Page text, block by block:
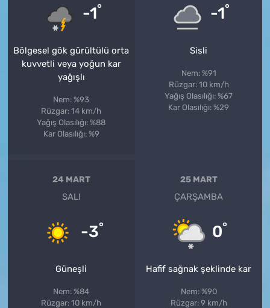
-1°
Bölgesel gök gürültülü orta
kuvvetli veya yoğun kar
yağışlı
Nem: %93
Rüzgar: 14 km/h
Yağış Olasılığı: %88
Kar Olasılığı: %9
-1°
Sisli
Nem: %91
Rüzgar: 10 km/h
Yağış Olasılığı: %67
Kar Olasılığı: %29
24 MART
SALI
-3°
Güneşli
Nem: %84
Rüzgar: 10 km/h
25 MART
ÇARŞAMBA
0°
Hafif sağnak şeklinde kar
Nem: %90
Rüzgar: 9 km/h